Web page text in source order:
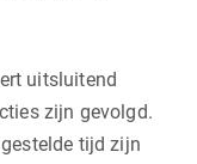
uitsluitend
zijn gevolgd.
tijd zijn